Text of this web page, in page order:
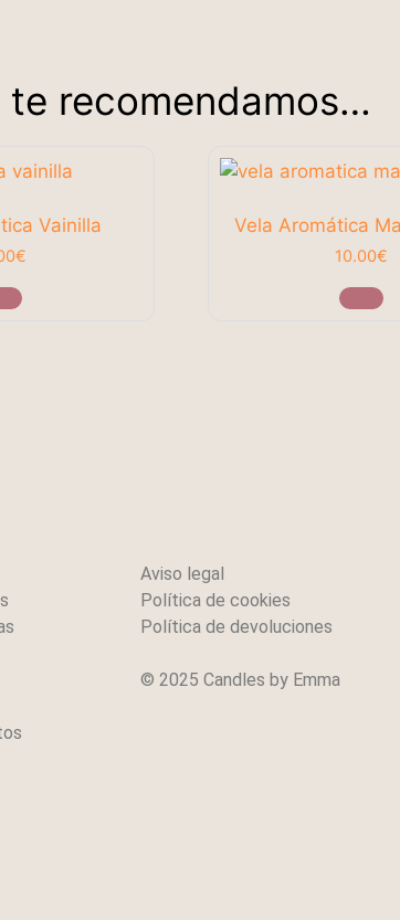
te recomendamos…
Vainilla
€
Vela Aromática
10.00€
Aviso legal
Política de cookies
Política de devoluciones
© 2025 Candles by Emma